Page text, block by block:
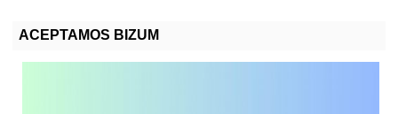
ACEPTAMOS BIZUM